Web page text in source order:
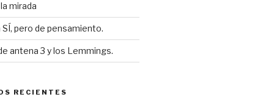
mirada
pero de pensamiento.
antena 3 y los Lemmings.
RECIENTES